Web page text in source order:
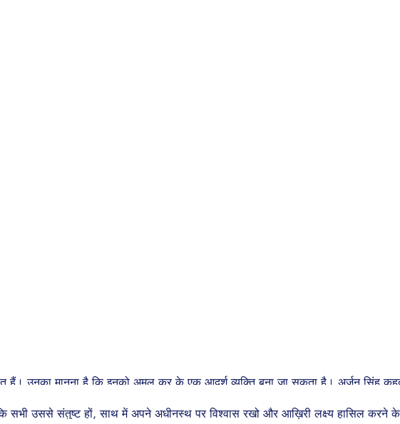
वायुसेना के मार्शल अर्जन सिंह 97 वर्ष के हो चुके हैं। वह इस समय देश के इकलौते फाइव-स्टार
जैसे पहला युद्ध लड़ रहे किसी जवान का। जब अधिकारियों, साथियों और अन्य लोगों से मिलते
हार का मुंह नही देखना पड़ा। किसान-पुत्र होने के कारण उनको देश की मिट्टी से यह प्रेम
और फिर उन्होंने कभी पीछे मुड़ कर नही देखा। उन्होंने अपनी उड़ान के साथ भारतीय वायुसेना
सैम मानेकशॉ और फील्ड मार्शल के एम करियप्पा अब जीवित नहीं हैं। भारतीय सेनाओं के ग्रैंड-
नाम दिया गया है।
हैं। उनका मानना है कि इनको अमल कर के एक आदर्श व्यक्ति बना जा सकता है। अर्जन सिंह
सभी उससे संतुष्ट हों, साथ में अपने अधीनस्थ पर विश्वास रखो और आख़िरी लक्ष्य हासिल करने